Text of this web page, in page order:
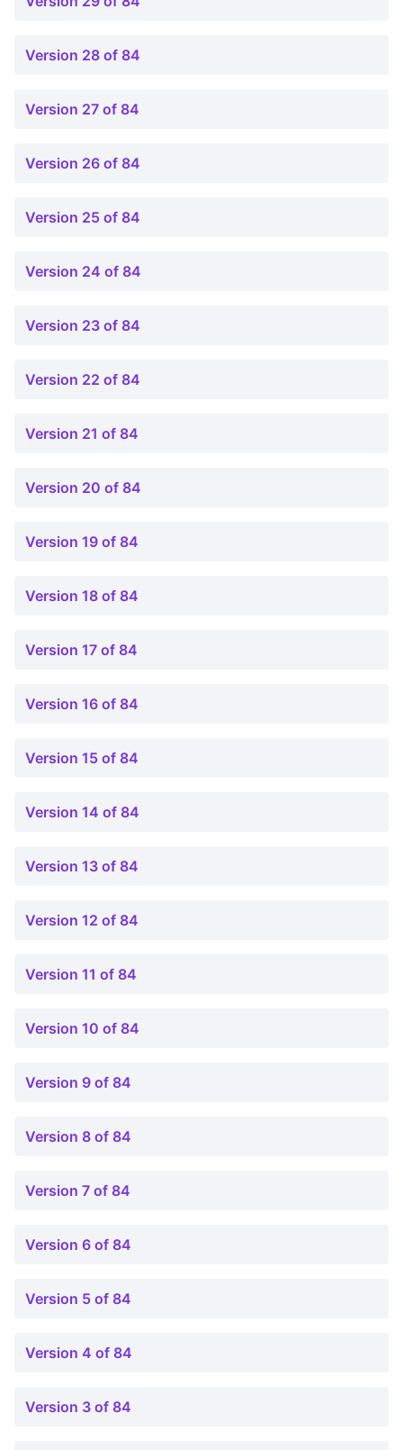
Version 28 of 84
Version 27 of 84
Version 26 of 84
Version 25 of 84
Version 24 of 84
Version 23 of 84
Version 22 of 84
Version 21 of 84
Version 20 of 84
Version 19 of 84
Version 18 of 84
Version 17 of 84
Version 16 of 84
Version 15 of 84
Version 14 of 84
Version 13 of 84
Version 12 of 84
Version 11 of 84
Version 10 of 84
Version 9 of 84
Version 8 of 84
Version 7 of 84
Version 6 of 84
Version 5 of 84
Version 4 of 84
Version 3 of 84